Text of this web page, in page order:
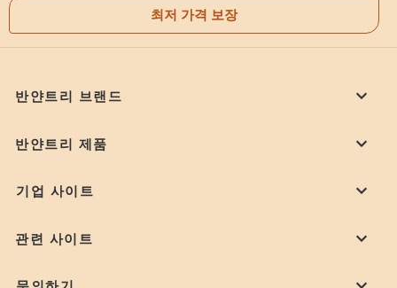
최저 가격 보장
반얀트리 브랜드
반얀트리 제품
기업 사이트
관련 사이트
문의하기